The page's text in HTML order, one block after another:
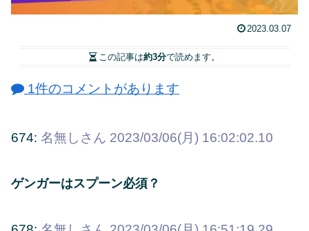
2023.03.07
この記事は約3分で読めます。
1件のコメントがあります
674: 名無しさん 2023/03/06(月) 16:02:02.10
ゲンガーはスプーン必須？